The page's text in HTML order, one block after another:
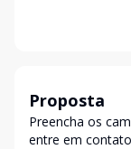
Proposta
Preencha os
entre em contato